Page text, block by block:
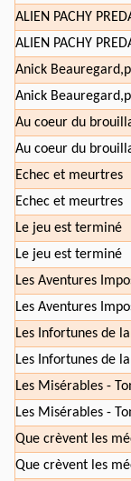
ALIEN PACHY
ALIEN PACHY
Anick
Anick
Au coeur du
Au coeur du
Echec et meurtres
Echec et meurtres
Le jeu est terminé
Le jeu est terminé
Les Aventures
Les Aventures
Les Infortunes de
Les Infortunes de
Les Misérables -
Les Misérables -
Que crèvent les
Que crèvent les